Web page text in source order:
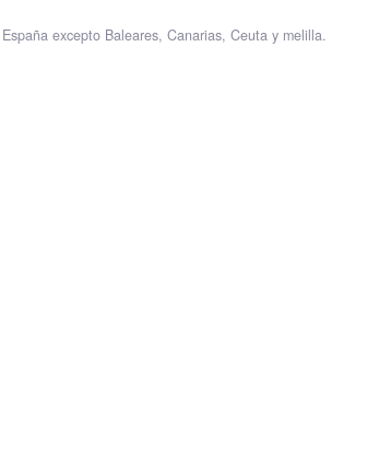
excepto Baleares, Canarias, Ceuta y melilla.